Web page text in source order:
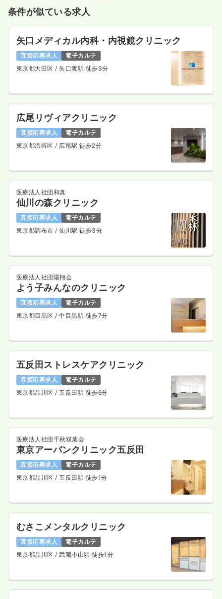
条件が似ている求人
矢口メディカル内科・内視鏡クリニック
直接応募求人
電子カルテ
東京都大田区/ 矢口渡駅 徒歩3分
広尾リヴィアクリニック
直接応募求人
電子カルテ
東京都渋谷区/ 広尾駅 徒歩2分
医療法人社団和真
仙川の森クリニック
直接応募求人
電子カルテ
東京都調布市/ 仙川駅 徒歩3分
医療法人社団陽翔会
よう子みんなのクリニック
直接応募求人
電子カルテ
東京都目黒区/ 中目黒駅 徒歩7分
五反田ストレスケアクリニック
直接応募求人
電子カルテ
東京都品川区/ 五反田駅 徒歩6分
医療法人社団千秋双葉会
東京アーバンクリニック五反田
直接応募求人
電子カルテ
東京都品川区/ 五反田駅 徒歩1分
むさこメンタルクリニック
直接応募求人
電子カルテ
東京都品川区/ 武蔵小山駅 徒歩1分